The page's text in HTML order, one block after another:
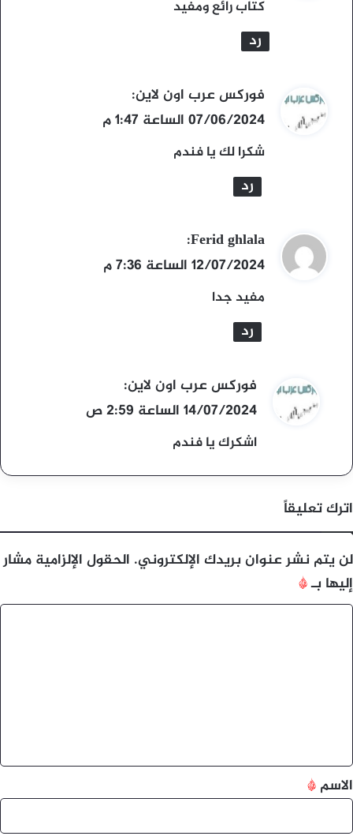
ل
كتاب رائع ومفيد
رد
ي
ق
و
ل
فوركس عرب اون لاين:
07/06/2024 الساعة 1:47 م
شكرا لك يا فندم
رد
ي
ق
و
ل
Ferid ghlala
:
12/07/2024 الساعة 7:36 م
مفيد جدا
رد
ي
ق
و
فوركس عرب اون لاين:
14/07/2024 الساعة 2:59 ص
اشكرك يا فندم
اترك تعليقاً
لن يتم نشر عنوان بريدك الإلكتروني. الحقول الإلزامية مشار
إليها بـ*
ق
*
الاسم *